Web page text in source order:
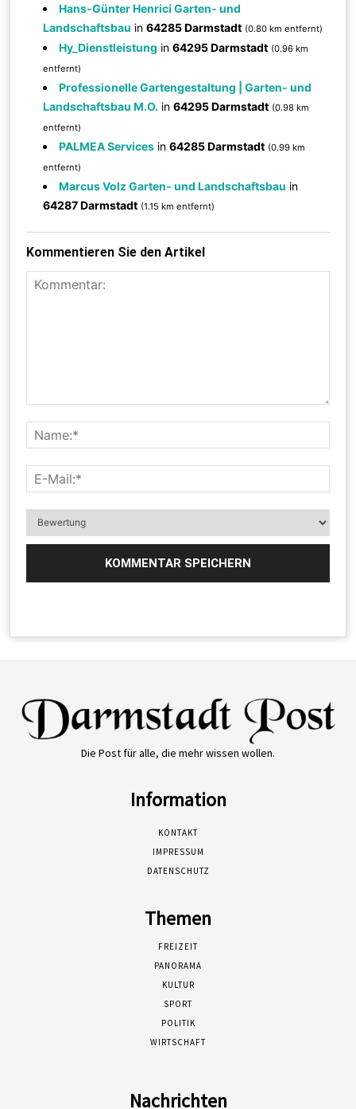
Hans-Günter Henrici Garten- und
Landschaftsbau in64285 Darmstadt (0.80 km entfernt)
Hy_Dienstleistung in64295 Darmstadt (0.96 km
entfernt)
Professionelle Gartengestaltung | Garten- und
Landschaftsbau M.O. in64295 Darmstadt (0.98 km
entfernt)
PALMEA Services in64285 Darmstadt (0.99 km
entfernt)
Marcus Volz Garten- und Landschaftsbau in
64287 Darmstadt (1.15 km entfernt)
Kommentieren Sie den Artikel
Die Post für alle, die mehr wissen wollen.
Information
KONTAKT
IMPRESSUM
DATENSCHUTZ
Themen
FREIZEIT
PANORAMA
KULTUR
SPORT
POLITIK
WIRTSCHAFT
Nachrichten